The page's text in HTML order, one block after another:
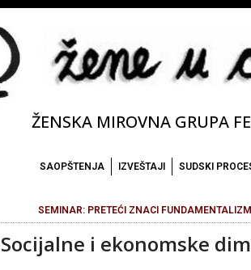
ŽENSKA MIROVNA GRUPA
SAOPŠTENJA IZVEŠTAJI SUDSKI
SEMINAR: PRETEĆI ZNACI
Socijalne i ekonomske